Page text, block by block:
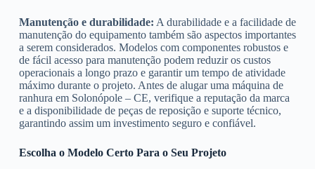
Manutenção e durabilidade: A durabilidade e a facilidade de
manutenção do equipamento também são aspectos importantes
a serem considerados. Modelos com componentes robustos e
de fácil acesso para manutenção podem reduzir os custos
operacionais a longo prazo e garantir um tempo de atividade
máximo durante o projeto. Antes de alugar uma máquina de
ranhura em Solonópole – CE, verifique a reputação da marca
e a disponibilidade de peças de reposição e suporte técnico,
garantindo assim um investimento seguro e confiável.
Escolha o Modelo Certo Para o Seu Projeto